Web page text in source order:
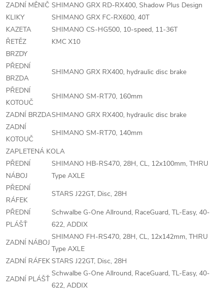
ZADNÍ MĚNIČ SHIMANO GRX RD-RX400, Shadow Plus Design
KLIKY
SHIMANO GRX FC-RX600, 40T
KAZETA
SHIMANO CS-HG500, 10-speed, 11-36T
ŘETĚZ
KMC X10
BRZDY
PŘEDNÍ
BRZDA
SHIMANO GRX RX400, hydraulic disc brake
PŘEDNÍ
KOTOUČ
SHIMANO SM-RT70, 160mm
ZADNÍ BRZDASHIMANO GRX RX400, hydraulic disc brake
ZADNÍ
KOTOUČ
SHIMANO SM-RT70, 140mm
ZAPLETENÁ KOLA
PŘEDNÍ
NÁBOJ
SHIMANO HB-RS470, 28H, CL, 12x100mm, THRU
Type AXLE
PŘEDNÍ
RÁFEK
STARS J22GT, Disc, 28H
PŘEDNÍ
PLÁŠŤ
Schwalbe G-One Allround, RaceGuard, TL-Easy, 40-
622, ADDIX
ZADNÍ NÁBOJ
SHIMANO FH-RS470, 28H, CL, 12x142mm, THRU
Type AXLE
ZADNÍ RÁFEK STARS J22GT, Disc, 28H
ZADNÍ PLÁŠŤ
Schwalbe G-One Allround, RaceGuard, TL-Easy, 40-
622, ADDIX